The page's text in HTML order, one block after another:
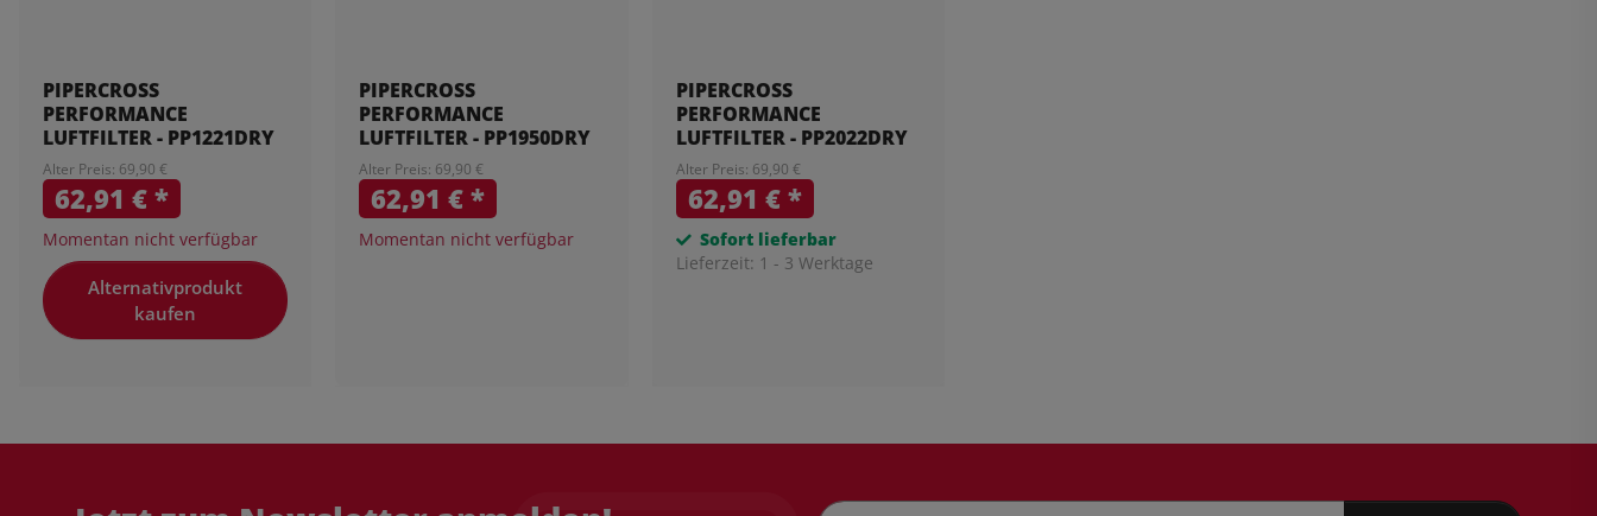
PIPERCROSS
PERFORMANCE
LUFTFILTER - PP1221DRY
Alter Preis: 69,90 €
62,91 €*
Momentan nicht verfügbar
Alternativprodukt
kaufen
PIPERCROSS
PERFORMANCE
LUFTFILTER - PP1950DRY
Alter Preis: 69,90 €
62,91 €*
Momentan nicht verfügbar
PIPERCROSS
PERFORMANCE
LUFTFILTER - PP2022DRY
Alter Preis: 69,90 €
62,91 €*
Sofort lieferbar
Lieferzeit: 1 - 3 Werktage